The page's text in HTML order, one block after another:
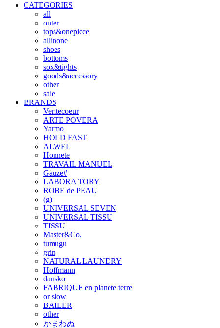
CATEGORIES
all
outer
tops&onepiece
allinone
shoes
bottoms
sox&tights
goods&accessory
other
sale
BRANDS
Veritecoeur
ARTE POVERA
Yarmo
HOLD FAST
ALWEL
Honnete
TRAVAIL MANUEL
Gauze#
LABORA TORY
ROBE de PEAU
(g)
UNIVERSAL SEVEN
UNIVERSAL TISSU
TISSU
Master&Co.
tumugu
grin
NATURAL LAUNDRY
Hoffmann
dansko
FABRIQUE en planete terre
or slow
BAILER
other
かまわぬ